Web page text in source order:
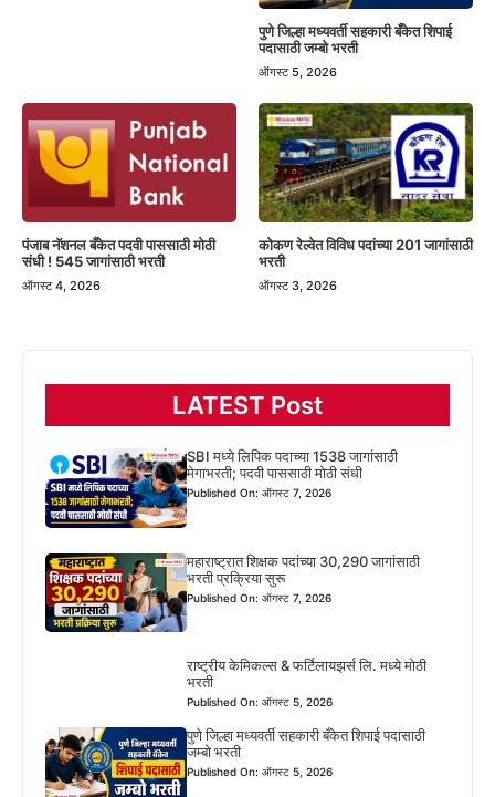
पुणे जिल्हा मध्यवर्ती सहकारी बँकेत शिपाई
पदासाठी जम्बो भरती
ऑगस्ट 5, 2026
पंजाब नॅशनल बँकेत पदवी पाससाठी मोठी
संधी ! 545 जागांसाठी भरती
ऑगस्ट 4, 2026
कोकण रेल्वेत विविध पदांच्या 201 जागांसाठी
भरती
ऑगस्ट 3, 2026
LATEST Post
SBI मध्ये लिपिक पदाच्या 1538 जागांसाठी
मेगाभरती; पदवी पाससाठी मोठी संधी
Published On: ऑगस्ट 7, 2026
महाराष्ट्रात शिक्षक पदांच्या 30,290 जागांसाठी
भरती प्रक्रिया सुरू
Published On: ऑगस्ट 7, 2026
राष्ट्रीय केमिकल्स & फर्टिलायझर्स लि. मध्ये मोठी
भरती
Published On: ऑगस्ट 5, 2026
पुणे जिल्हा मध्यवर्ती सहकारी बँकेत शिपाई पदासाठी
जम्बो भरती
Published On: ऑगस्ट 5, 2026